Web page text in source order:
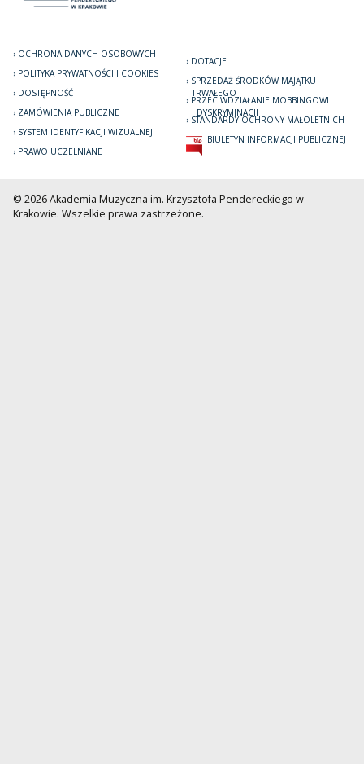
OCHRONA DANYCH OSOBOWYCH
POLITYKA PRYWATNOŚCI I COOKIES
DOSTĘPNOŚĆ
ZAMÓWIENIA PUBLICZNE
SYSTEM IDENTYFIKACJI WIZUALNEJ
PRAWO UCZELNIANE
DOTACJE
SPRZEDAŻ ŚRODKÓW MAJĄTKU
TRWAŁEGO
PRZECIWDZIAŁANIE MOBBINGOWI
I DYSKRYMINACJI
STANDARDY OCHRONY MAŁOLETNICH
BIULETYN INFORMACJI PUBLICZNEJ
© 2026 Akademia Muzyczna im. Krzysztofa Pendereckiego w
Krakowie. Wszelkie prawa zastrzeżone.